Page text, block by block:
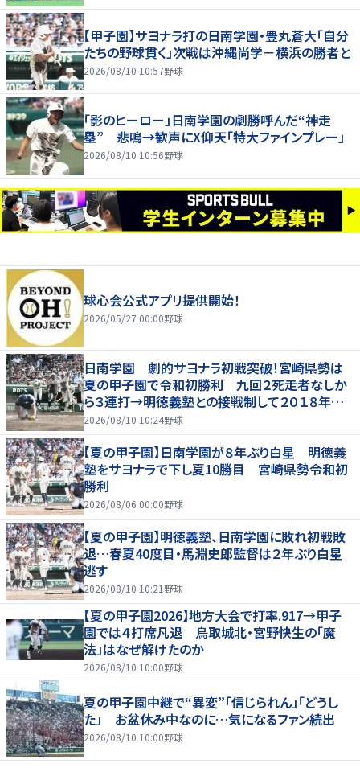
【甲子園】サヨナラ打の日南学園・豊丸蒼大「自分
たちの野球貫く」次戦は沖縄尚学－横浜の勝者と
2026/08/10 10:57野球
「影のヒーロー」日南学園の劇勝呼んだ“神走
塁” 悲鳴→歓声にX仰天「特大ファインプレー」
2026/08/10 10:56野球
球心会公式アプリ提供開始！
2026/05/27 00:00野球
日南学園 劇的サヨナラ初戦突破！宮崎県勢は
夏の甲子園で令和初勝利 九回２死走者なしか
ら３連打→明徳義塾との接戦制して２０１８年以
来の勝利
2026/08/10 10:24野球
【夏の甲子園】日南学園が８年ぶり白星 明徳義
塾をサヨナラで下し夏10勝目 宮崎県勢令和初
勝利
2026/08/06 00:00野球
【夏の甲子園】明徳義塾、日南学園に敗れ初戦敗
退…春夏40度目・馬淵史郎監督は２年ぶり白星
逃す
2026/08/10 10:21 野球
【夏の甲子園2026】地方大会で打率.917→甲子
園では４打席凡退 鳥取城北・宮野快生の「魔
法」はなぜ解けたのか
2026/08/10 10:00野球
夏の甲子園中継で“異変”「信じられん」「どうし
た」 お盆休み中なのに…気になるファン続出
2026/08/10 10:00野球